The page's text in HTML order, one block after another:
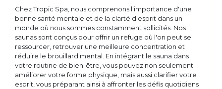
Chez Tropic Spa, nous comprenons l'importance d'une
bonne santé mentale et de la clarté d'esprit dans un
monde où nous sommes constamment sollicités. Nos
saunas sont conçus pour offrir un refuge où l'on peut se
ressourcer, retrouver une meilleure concentration et
réduire le brouillard mental. En intégrant le sauna dans
votre routine de bien-être, vous pouvez non seulement
améliorer votre forme physique, mais aussi clarifier votre
esprit, vous préparant ainsi à affronter les défis quotidiens